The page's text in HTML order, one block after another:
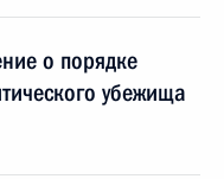
о порядке
убежища